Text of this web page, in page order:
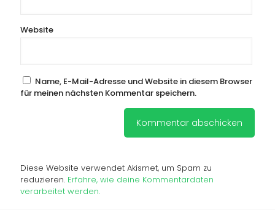
Website
Name, E-Mail-Adresse und Website in diesem Browser
für meinen nächsten Kommentar speichern.
Diese Website verwendet Akismet, um Spam zu
reduzieren. Erfahre, wie deine Kommentardaten
verarbeitet werden.